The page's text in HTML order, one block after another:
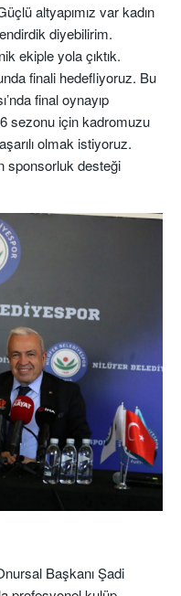
altyapımız var kadın
diyebilirim.
ekiple yola çıktık.
finali hedefliyoruz. Bu
final oynayıp
sezonu için kadromuzu
olmak istiyoruz.
sponsorluk desteği
Başkanı Şadi